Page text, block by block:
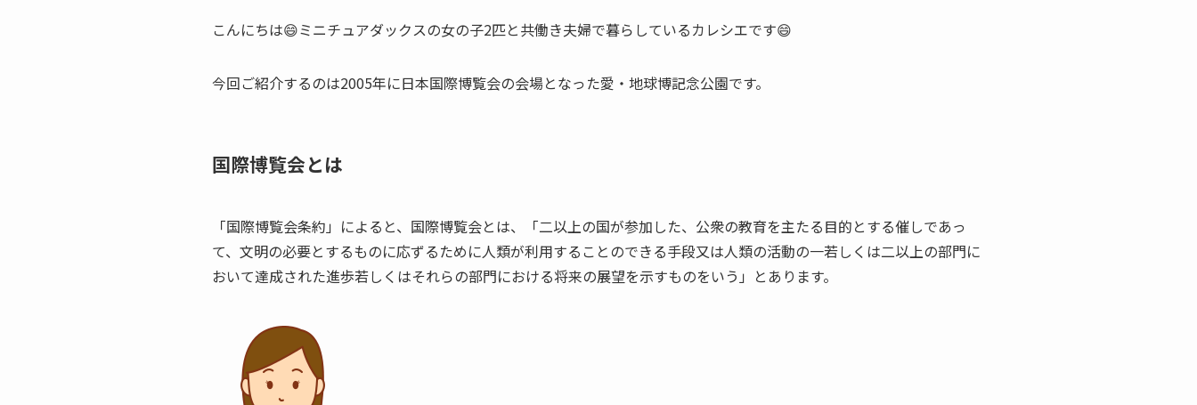
こんにちは😄ミニチュアダックスの女の子2匹と共働き夫婦で暮らしているカレシエです😄
今回ご紹介するのは2005年に日本国際博覧会の会場となった愛・地球博記念公園です。
国際博覧会とは
「国際博覧会条約」によると、国際博覧会とは、「二以上の国が参加した、公衆の教育を主たる目的とする催しであっ
て、文明の必要とするものに応ずるために人類が利用することのできる手段又は人類の活動の一若しくは二以上の部門に
おいて達成された進歩若しくはそれらの部門における将来の展望を示すものをいう」とあります。